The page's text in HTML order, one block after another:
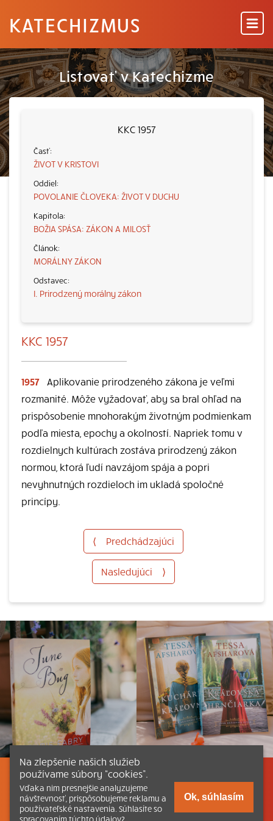
KATECHIZMUS
Listovať v Katechizme
KKC 1957
ŽIVOT V KRISTOVI
POVOLANIE ČLOVEKA: ŽIVOT V DUCHU
BOŽIA SPÁSA: ZÁKON A MILOSŤ
MORÁLNY ZÁKON
I. Prirodzený morálny zákon
KKC 1957
1957
Aplikovanie prirodzeného zákona je veľmi
rozmanité. Môže vyžadovať, aby sa bral ohľad na
prispôsobenie mnohorakým životným podmienkam
podľa miesta, epochy a okolností. Napriek tomu v
rozdielnych kultúrach zostáva prirodzený zákon
normou, ktorá ľudí navzájom spája a popri
nevyhnutných rozdieloch im ukladá spoločné
princípy.
⟨ Predchádzajúci
Nasledujúci ⟩
Listovať Obsah Dokumenty a články
Kontakt Tlačená verzia Katechizmu
Na zlepšenie našich služieb
používame súbory “cookies”.
Vďaka nim presnejšie analyzujeme
návštevnosť, prispôsobujeme reklamu a
používateľské nastavenia. Súhlasíte so
spracovaním týchto údajov?
Ok, súhlasím